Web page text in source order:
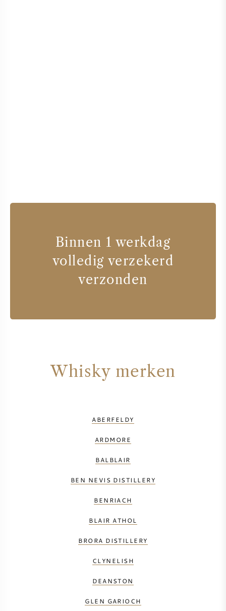
Binnen 1 werkdag
volledig verzekerd
verzonden
Whisky merken
ABERFELDY
ARDMORE
BALBLAIR
BEN NEVIS DISTILLERY
BENRIACH
BLAIR ATHOL
BRORA DISTILLERY
CLYNELISH
DEANSTON
GLEN GARIOCH